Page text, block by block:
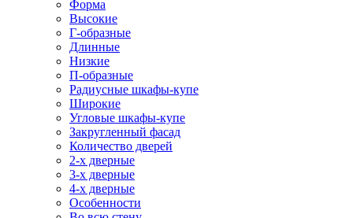
Форма
Высокие
Г-образные
Длинные
Низкие
П-образные
Радиусные шкафы-купе
Широкие
Угловые шкафы-купе
Закругленный фасад
Количество дверей
2-х дверные
3-х дверные
4-х дверные
Особенности